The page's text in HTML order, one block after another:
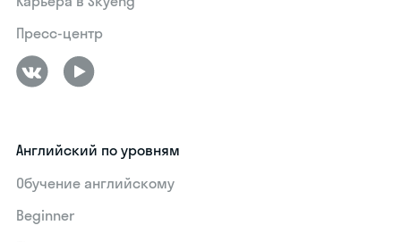
Пресс-центр
Английский по уровням
Обучение английскому
Beginner